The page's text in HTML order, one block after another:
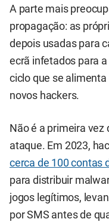
A parte mais
propagação: as
depois usadas para
ecrã infetados para
ciclo que se
novos hackers.
Não é a primeira
ataque. Em 2023,
cerca de 100 contas
para distribuir
jogos legítimos,
por SMS antes de